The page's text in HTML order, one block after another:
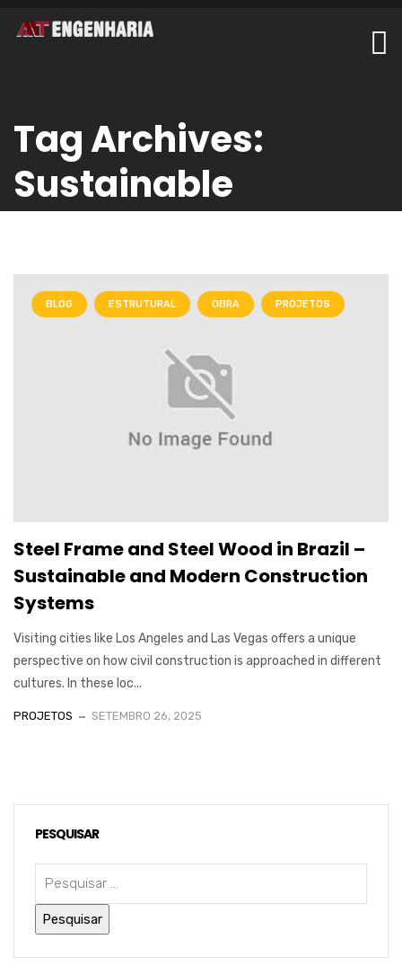
Tag Archives:
Sustainable
BLOG ESTRUTURAL OBRA PROJETOS
Steel Frame and Steel Wood in Brazil –
Sustainable and Modern Construction
Systems
Visiting cities like Los Angeles and Las Vegas offers a unique
perspective on how civil construction is approached in different
cultures. In these loc...
PROJETOS SETEMBRO 26, 2025
PESQUISAR